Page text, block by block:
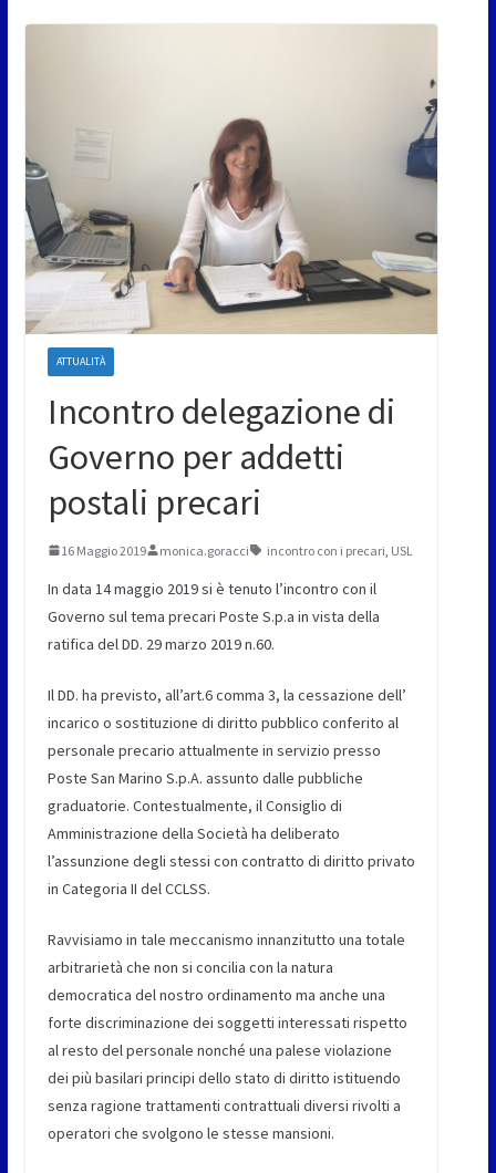
ATTUALITÀ
Incontro delegazione di
Governo per addetti
postali precari
16 Maggio 2019 monica.goracci incontro con i precari USL
In data 14 maggio 2019 si è tenuto l’incontro con il
Governo sul tema precari Poste S.p.a in vista della
ratifica del DD. 29 marzo 2019 n.60.
Il DD. ha previsto, all’art.6 comma 3, la cessazione dell’
incarico o sostituzione di diritto pubblico conferito al
personale precario attualmente in servizio presso
Poste San Marino S.p.A. assunto dalle pubbliche
graduatorie. Contestualmente, il Consiglio di
Amministrazione della Società ha deliberato
l’assunzione degli stessi con contratto di diritto privato
in Categoria II del CCLSS.
Ravvisiamo in tale meccanismo innanzitutto una totale
arbitrarietà che non si concilia con la natura
democratica del nostro ordinamento ma anche una
forte discriminazione dei soggetti interessati rispetto
al resto del personale nonché una palese violazione
dei più basilari principi dello stato di diritto istituendo
senza ragione trattamenti contrattuali diversi rivolti a
operatori che svolgono le stesse mansioni.